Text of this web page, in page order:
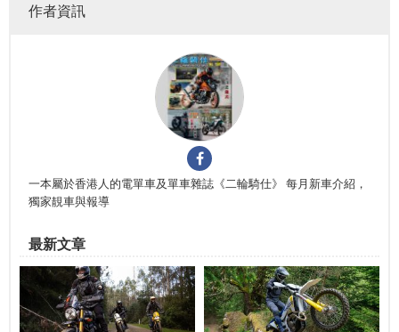
作者資訊
一本屬於香港人的電單車及單車雜誌《二輪騎仕》 每月新車介紹，
獨家靚車與報導
最新文章